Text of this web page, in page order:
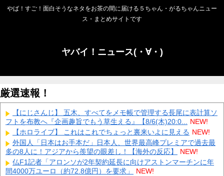
やば！すご！面白そうなネタをお茶の間に届ける５ちゃん・がるちゃんニュー
ス・まとめサイトです
ヤバイ！ニュース(・∀・)
厳選速報！
【にじさんじ】 五木、すべてをメモ帳で管理する長尾に表計算ソ
フトを布教へ『企画趣旨でもう草生える』【8/6(木)20:0... NEW!
【ホロライブ】 これはこれでちょっと裏来いよに見える NEW!
外国人「日本はお手本だ」日本人、世界最高峰プレミアで過去最
多の8人に！アジアから羨望の眼差し！【海外の反応】
NEW!
仏F1記者「アロンソが2年契約延長に向けアストンマーチンに年
間4000万ユーロ（約72.8億円）を要求」
NEW!